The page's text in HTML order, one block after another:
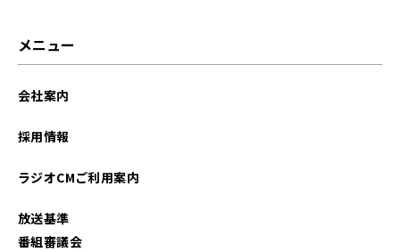
メニュー
会社案内
採用情報
ラジオCMご利用案内
放送基準
番組審議会